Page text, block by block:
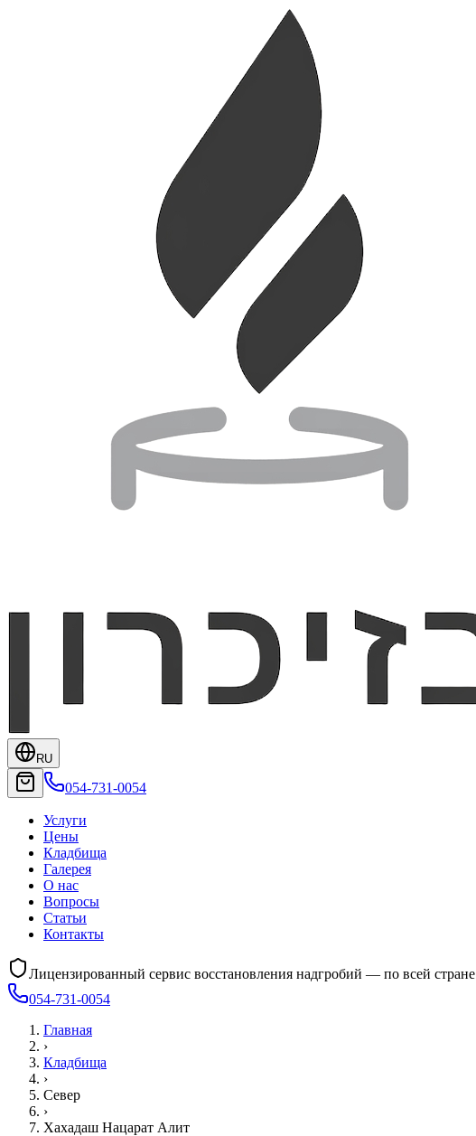
RU
054-731-0054
Услуги
Цены
Кладбища
Галерея
О нас
Вопросы
Статьи
Контакты
Лицензированный сервис восстановления надгробий — по всей стране
054-731-0054
Главная
›
Кладбища
›
Север
›
Хахадаш Нацарат Алит